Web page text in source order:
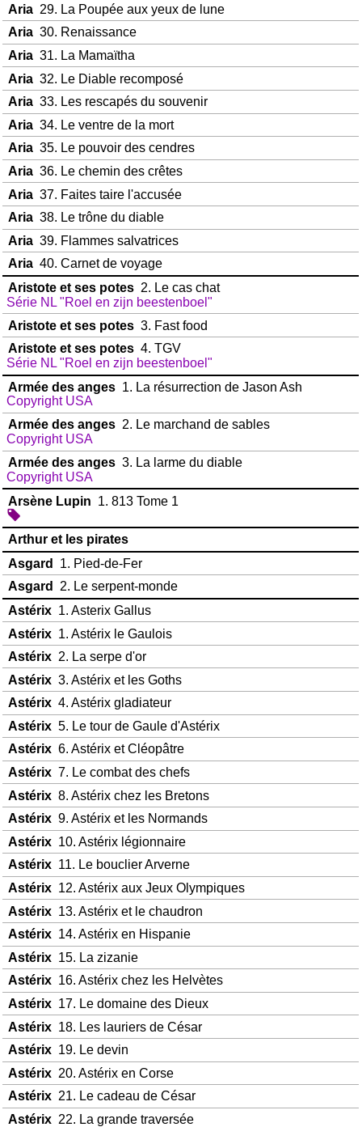
Aria29. La Poupée aux yeux de lune
Aria30. Renaissance
Aria31. La Mamaïtha
Aria 32. Le Diable recomposé
Aria33. Les rescapés du souvenir
Aria34. Le ventre de la mort
Aria35. Le pouvoir des cendres
Aria36. Le chemin des crêtes
Aria 37. Faites taire l'accusée
Aria38. Le trône du diable
Aria 39. Flammes salvatrices
Aria40. Carnet de voyage
Aristote et ses potes2. Le cas chat
Série NL "Roel en zijn beestenboel"
Aristote et ses potes3. Fast food
Aristote et ses potes4. TGV
Série NL "Roel en zijn beestenboel"
Armée des anges1. La résurrection de Jason Ash
Copyright USA
Armée des anges2. Le marchand de sables
Copyright USA
Armée des anges3. La larme du diable
Copyright USA
Arsène Lupin 1. 813 Tome 1
Arthur et les pirates
Asgard 1. Pied-de-Fer
Asgard
2. Le serpent-monde
Astérix1. Asterix Gallus
Astérix1. Astérix le Gaulois
Astérix2. La serpe d'or
Astérix3. Astérix et les Goths
Astérix4. Astérix gladiateur
Astérix5. Le tour de Gaule d'Astérix
Astérix6. Astérix et Cléopâtre
Astérix7. Le combat des chefs
Astérix8. Astérix chez les Bretons
Astérix9. Astérix et les Normands
Astérix10. Astérix légionnaire
Astérix11. Le bouclier Arverne
Astérix12. Astérix aux Jeux Olympiques
Astérix13. Astérix et le chaudron
Astérix14. Astérix en Hispanie
Astérix15. La zizanie
Astérix16. Astérix chez les Helvètes
Astérix17. Le domaine des Dieux
Astérix18. Les lauriers de César
Astérix19. Le devin
Astérix20. Astérix en Corse
Astérix21. Le cadeau de César
Astérix22. La grande traversée